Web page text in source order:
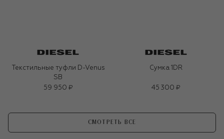
Текстильные туфли D-Venus
SB
59 950 ₽
Сумка 1DR
45 300 ₽
СМОТРЕТЬ ВСЕ